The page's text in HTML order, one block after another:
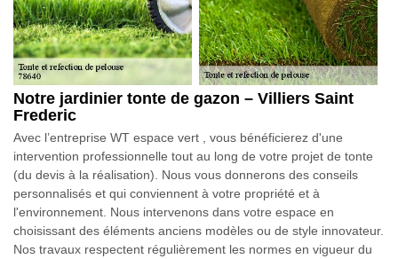
Notre jardinier tonte de gazon – Villiers Saint
Frederic
Avec l’entreprise WT espace vert , vous bénéficierez d'une
intervention professionnelle tout au long de votre projet de tonte
(du devis à la réalisation). Nous vous donnerons des conseils
personnalisés et qui conviennent à votre propriété et à
l'environnement. Nous intervenons dans votre espace en
choisissant des éléments anciens modèles ou de style innovateur.
Nos travaux respectent régulièrement les normes en vigueur du